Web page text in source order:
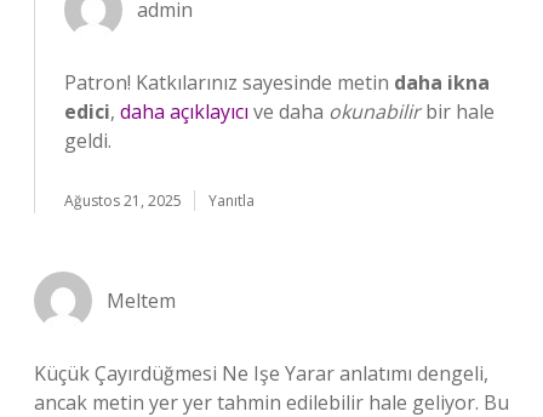
admin
Patron! Katkılarınız sayesinde metin daha ikna
edici, daha açıklayıcı ve daha okunabilirbir hale
geldi.
Ağustos 21, 2025 Yanıtla
Meltem
Küçük Çayırdüğmesi Ne Işe Yarar anlatımı dengeli,
ancak metin yer yer tahmin edilebilir hale geliyor. Bu